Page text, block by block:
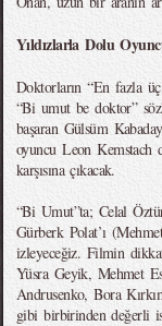
Yıldızlarla Dolu
Doktorların “En fazla
“Bi umut be doktor”
başaran Gülsüm
oyuncu Leon
karşısına çıkacak.
“Bi Umut”ta; Celal
Gürberk Polat’ı
izleyeceğiz. Filmin
Yüsra Geyik, Mehmet
Andrusenko, Bora
gibi birbirinden değerli